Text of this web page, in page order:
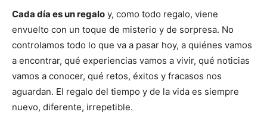
Cada día es un regalo y, como todo regalo, viene
envuelto con un toque de misterio y de sorpresa. No
controlamos todo lo que va a pasar hoy, a quiénes vamos
a encontrar, qué experiencias vamos a vivir, qué noticias
vamos a conocer, qué retos, éxitos y fracasos nos
aguardan. El regalo del tiempo y de la vida es siempre
nuevo, diferente, irrepetible.